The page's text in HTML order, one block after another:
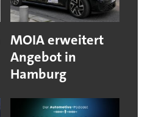
MOIA erweitert
Angebot in
Hamburg